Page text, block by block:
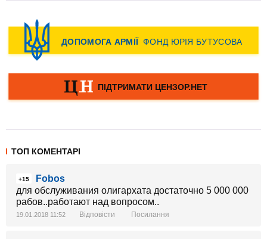
ТОП КОМЕНТАРІ
+15
Fobos
для обслуживания олигархата достаточно 5 000 000
рабов..работают над вопросом..
19.01.2018 11:52 Відповісти Посилання